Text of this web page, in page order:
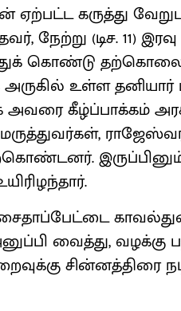
கருத்து
நேற்று (டிச. 11)
கொண்டு
உள்ள தனியார்
அவரை கீழ்ப்பாக்கம்
வைத்து, வழக்கு
சின்னத்திரை